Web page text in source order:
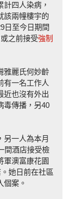
四人染病，
該兩幢樓宇的
日至今日期間
之前接受強制
雅麗氏何妙齡
有一名工作人
近也沒有外出
毒傳播，另40
另一人為本月
間酒店接受檢
軍澳富康花園
她日前在社區
個案。